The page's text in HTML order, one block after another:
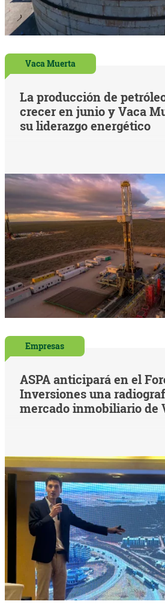
Vaca Muerta
La producción de
crecer en junio y Vaca
su liderazgo energético
Empresas
ASPA anticipará en el
Inversiones una
mercado inmobiliario de